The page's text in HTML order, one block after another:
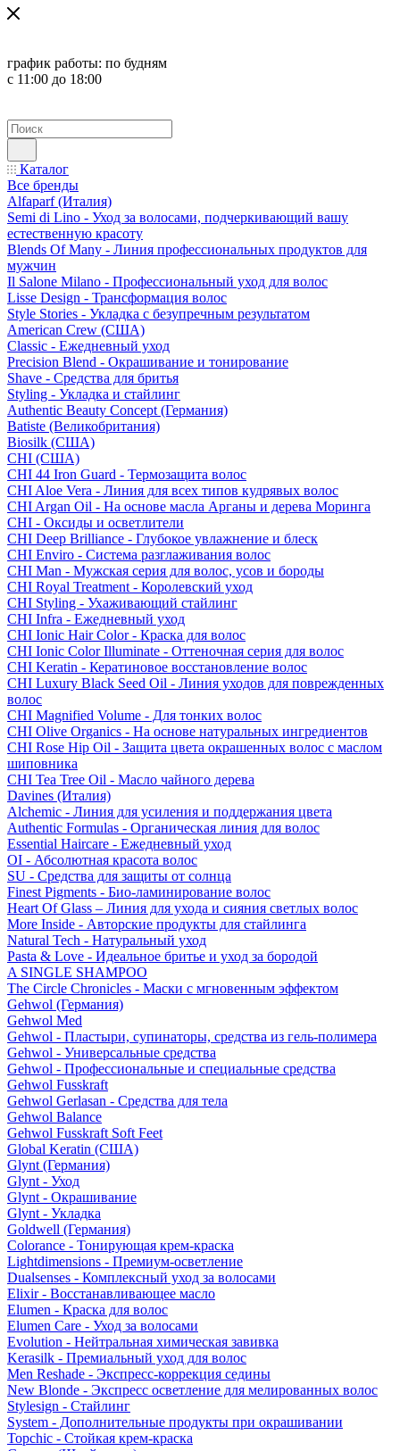
график работы: по будням
с 11:00 до 18:00
Каталог
Все бренды
Alfaparf (Италия)
Semi di Lino - Уход за волосами, подчеркивающий вашу
естественную красоту
Blends Of Many - Линия профессиональных продуктов для
мужчин
Il Salone Milano - Профессиональный уход для волос
Lisse Design - Трансформация волос
Style Stories - Укладка с безупречным результатом
American Crew (США)
Classic - Ежедневный уход
Precision Blend - Окрашивание и тонирование
Shave - Средства для бритья
Styling - Укладка и стайлинг
Authentic Beauty Concept (Германия)
Batiste (Великобритания)
Biosilk (США)
CHI (США)
CHI 44 Iron Guard - Термозащита волос
CHI Aloe Vera - Линия для всех типов кудрявых волос
CHI Argan Oil - На основе масла Арганы и дерева Моринга
CHI - Оксиды и осветлители
CHI Deep Brilliance - Глубокое увлажнение и блеск
CHI Enviro - Система разглаживания волос
CHI Man - Мужская серия для волос, усов и бороды
CHI Royal Treatment - Королевский уход
CHI Styling - Ухаживающий стайлинг
CHI Infra - Ежедневный уход
CHI Ionic Hair Color - Краска для волос
CHI Ionic Color Illuminate - Оттеночная серия для волос
CHI Keratin - Кератиновое восстановление волос
CHI Luxury Black Seed Oil - Линия уходов для поврежденных
волос
CHI Magnified Volume - Для тонких волос
CHI Olive Organics - На основе натуральных ингредиентов
CHI Rose Hip Oil - Защита цвета окрашенных волос с маслом
шиповника
CHI Tea Tree Oil - Масло чайного дерева
Davines (Италия)
Alchemic - Линия для усиления и поддержания цвета
Authentic Formulas - Органическая линия для волос
Essential Haircare - Eжедневный уход
OI - Абсолютная красота волос
SU - Средства для защиты от солнца
Finest Pigments - Био-ламинирование волос
Heart Of Glass – Линия для ухода и сияния светлых волос
More Inside - Авторские продукты для стайлинга
Natural Tech - Натуральный уход
Pasta & Love - Идеальное бритье и уход за бородой
A SINGLE SHAMPOO
The Circle Chronicles - Маски с мгновенным эффектом
Gehwol (Германия)
Gehwol Med
Gehwol - Пластыри, супинаторы, средства из гель-полимера
Gehwol - Универсальные средства
Gehwol - Профессиональные и специальные средства
Gehwol Fusskraft
Gehwol Gerlasan - Средства для тела
Gehwol Balance
Gehwol Fusskraft Soft Feet
Global Keratin (США)
Glynt (Германия)
Glynt - Уход
Glynt - Окрашивание
Glynt - Укладка
Goldwell (Германия)
Colorance - Тонирующая крем-краска
Lightdimensions - Премиум-осветление
Dualsenses - Комплексный уход за волосами
Elixir - Восстанавливающее масло
Elumen - Краска для волос
Elumen Care - Уход за волосами
Evolution - Нейтральная химическая завивка
Kerasilk - Премиальный уход для волос
Men Reshade - Экспресс-коррекция седины
New Blonde - Экспресс осветление для мелированных волос
Stylesign - Стайлинг
System - Дополнительные продукты при окрашивании
Topchic - Стойкая крем-краска